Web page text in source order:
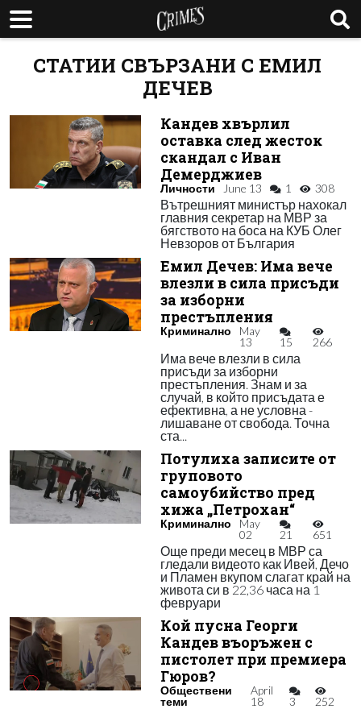
СТАТИИ СВЪРЗАНИ С ЕМИЛ
ДЕЧЕВ
Кандев хвърлил
оставка след жесток
скандал с Иван
Демерджиев
Личности June 13 1 308
Вътрешният министър нахокал
главния секретар на МВР за
бягството на боса на КУБ Олег
Невзоров от България
Емил Дечев: Има вече
влезли в сила присъди
за изборни
престъпления
Криминално
May
13
15 266
Има вече влезли в сила
присъди за изборни
престъпления. Знам и за
случай, в който присъдата е
ефективна, а не условна -
лишаване от свобода. Точна
ста...
Потулиха записите от
груповото
самоубийство пред
хижа „Петрохан“
Криминално
May
02
21 651
Още преди месец в МВР са
гледали видеото как Ивей, Дечо
и Пламен вкупом слагат край на
живота си в 22,36 часа на 1
февруари
Кой пусна Георги
Кандев въоръжен с
пистолет при премиера
Гюров?
Обществени
теми
April
18
3 252